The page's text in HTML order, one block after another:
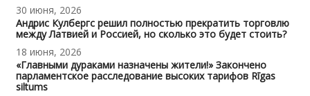
30 июня, 2026
Андрис Кулбергс решил полностью прекратить торговлю
между Латвией и Россией, но сколько это будет стоить?
18 июня, 2026
«Главными дураками назначены жители!» Закончено
парламентское расследование высоких тарифов Rīgas
siltums